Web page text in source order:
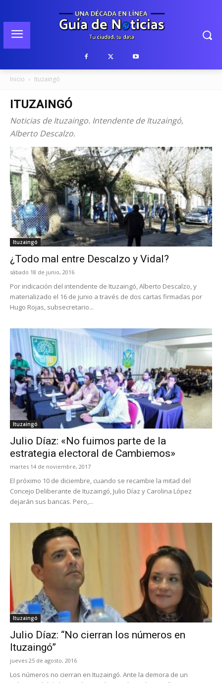
Inicio Ituzaingó
ITUZAINGÓ
Noticias de Ituzaingo. Intendente de Ituzaingó,
Alberto Descalzo.
Ituzaingó
¿Todo mal entre Descalzo y Vidal?
sábado 18 de junio, 2016
Por indicación del intendente de Ituzaingó, Alberto Descalzo, y
materializado el 16 de junio a través de dos cartas firmadas por
Hugo Rojas, subsecretario...
Ituzaingó
Julio Díaz: «No fuimos parte de la
estrategia electoral de Cambiemos»
martes 14 de noviembre, 2017
El próximo 10 de diciembre, cuando se recambie la mitad del
Concejo Deliberante de Ituzaingó, Julio Díaz y Carolina López
dejarán sus bancas. Pero,...
Ituzaingó
Julio Díaz: “No cierran los números en
Ituzaingó”
jueves 25 de agosto, 2016
Los números no cierran en Ituzaingó. Ante la demora de un